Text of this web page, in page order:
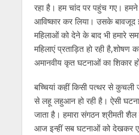
रहा है। हम चांद पर पहुंच गए।
आविष्कार कर लिया। उसके बावजूद
महिलाओं को देने के बाद भी हमारे
महिलाएं प्रताड़ित हो रही है,शोषण
अमानवीय कृत घटनाओं का शिकार
बच्चियां कहीं किसी पत्थर से
से लहू लहुआन हो रही है। ऐसी
जाता है। हमारा संगठन श्रीमती शैल
आज इन्हीं सब घटनाओं को देखकर